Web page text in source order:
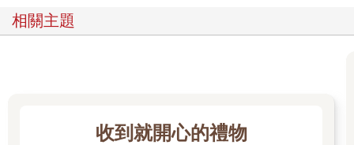
相關主題
收到就開心的禮物